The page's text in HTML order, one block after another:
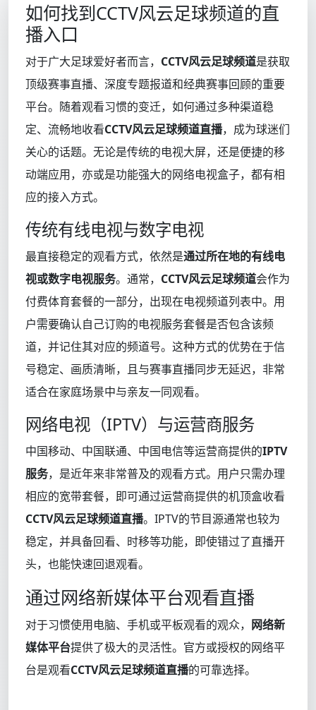
如何找到CCTV风云足球频道的直
播入口
对于广大足球爱好者而言， CCTV风云足球频道是获取
顶级赛事直播、深度专题报道和经典赛事回顾的重要
平台。随着观看习惯的变迁，如何通过多种渠道稳
定、流畅地收看CCTV风云足球频道直播，成为球迷们
关心的话题。无论是传统的电视大屏，还是便捷的移
动端应用，亦或是功能强大的网络电视盒子，都有相
应的接入方式。
传统有线电视与数字电视
最直接稳定的观看方式，依然是通过所在地的有线电
视或数字电视服务。通常， CCTV风云足球频道会作为
付费体育套餐的一部分，出现在电视频道列表中。用
户需要确认自己订购的电视服务套餐是否包含该频
道，并记住其对应的频道号。这种方式的优势在于信
号稳定、画质清晰，且与赛事直播同步无延迟，非常
适合在家庭场景中与亲友一同观看。
网络电视（IPTV）与运营商服务
中国移动、中国联通、中国电信等运营商提供的IPTV
服务，是近年来非常普及的观看方式。用户只需办理
相应的宽带套餐，即可通过运营商提供的机顶盒收看
CCTV风云足球频道直播。IPTV的节目源通常也较为
稳定，并具备回看、时移等功能，即使错过了直播开
头，也能快速回退观看。
通过网络新媒体平台观看直播
对于习惯使用电脑、手机或平板观看的观众， 网络新
媒体平台提供了极大的灵活性。官方或授权的网络平
台是观看CCTV风云足球频道直播的可靠选择。